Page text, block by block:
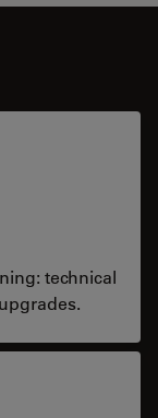
technical